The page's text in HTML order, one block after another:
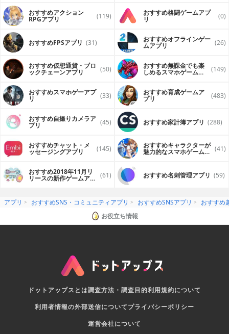
おすすめアクション
RPGアプリ (119) おすすめ格闘ゲームアプ
リ (0)
おすすめFPSアプリ (31) おすすめオフラインゲー
ムアプリ (26)
おすすめ仮想通貨・ブロ
ックチェーンアプリ (50) おすすめ無課金でも楽
しめるスマホゲームア (149)
おすすめスマホゲーアプ
リ (33) おすすめ育成ゲームア
プリ (483)
おすすめ自撮りカメラア
プリ (45) おすすめ家計簿アプリ (288)
おすすめチャット・メ
ッセージングアプリ (145) おすすめキャラクターが
魅力的なスマホゲームア (41)
おすすめ2018年11月リ
リースの新作ゲームアプ (61) おすすめ名刺管理アプリ (59)
アプリ おすすめSNS・コミュニティアプリ おすすめSNSアプリ
おすすめ
お役立ち情報
ドットアップスとは調査方法・調査目的利用規約について
利用者情報の外部送信についてプライバシーポリシー
運営会社について